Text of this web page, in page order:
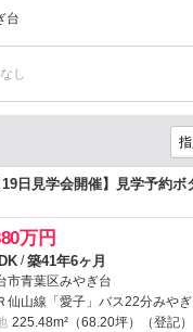
台
し
19日見学会開催】見学予約ボ
万円
/築41年6ヶ月
市青葉区みやぎ台
仙山線「愛子」バス22分みや
225.48m²（68.20坪）（登記）